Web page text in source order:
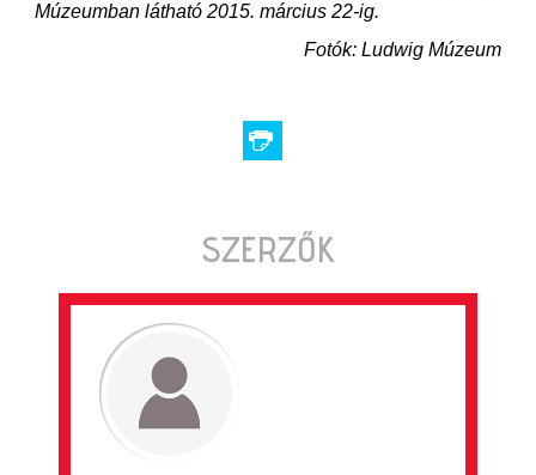
Múzeumban látható 2015. március 22-ig.
Fotók: Ludwig Múzeum
SZERZŐK